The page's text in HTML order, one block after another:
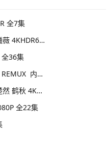
全7集
天才，女友 (2026)剧情 爱情 田曦薇 4KHDR60FPS 更新08集
36集
【原盘】霹雳十杰 (1985) 1080P REMUX 内嵌/外挂简中字幕
这一秒过火 (2026)剧情 爱情 王楚然 鹤秋 4KHDR60FPS 更新26集
全22集